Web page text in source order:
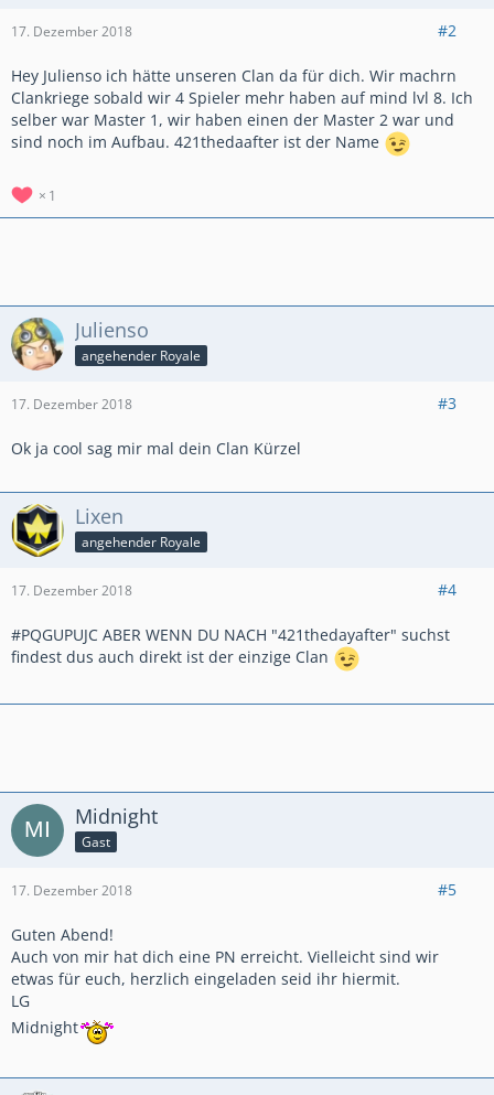
17. Dezember 2018 #2
Hey Julienso ich hätte unseren Clan da für dich. Wir machrn
Clankriege sobald wir 4 Spieler mehr haben auf mind lvl 8. Ich
selber war Master 1, wir haben einen der Master 2 war und
sind noch im Aufbau. 421thedaafter ist der Name
1
Julienso
angehender Royale
17. Dezember 2018 #3
Ok ja cool sag mir mal dein Clan Kürzel
Lixen
angehender Royale
17. Dezember 2018 #4
#PQGUPUJC ABER WENN DU NACH "421thedayafter" suchst
findest dus auch direkt ist der einzige Clan
Midnight
Gast
17. Dezember 2018 #5
Guten Abend!
Auch von mir hat dich eine PN erreicht. Vielleicht sind wir
etwas für euch, herzlich eingeladen seid ihr hiermit.
LG
Midnight